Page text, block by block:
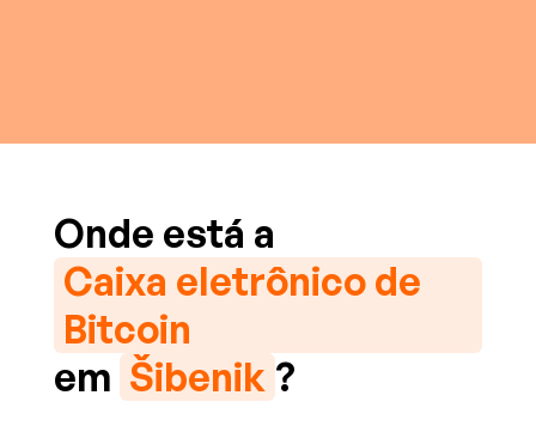
Onde está a
Caixa eletrônico de
Bitcoin
em Šibenik ?